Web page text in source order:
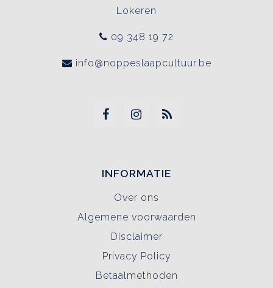
Lokeren
09 348 19 72
info@noppeslaapcultuur.be
INFORMATIE
Over ons
Algemene voorwaarden
Disclaimer
Privacy Policy
Betaalmethoden